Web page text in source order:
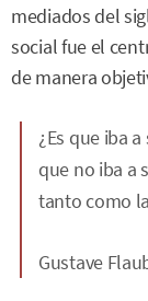
mediados del
social fue el
de manera
¿Es que iba
que no iba a
tanto como
Gustave